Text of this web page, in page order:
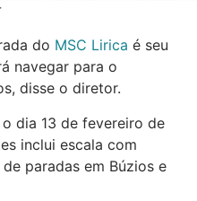
do MSC Lirica é seu
navegar para o
disse o diretor.
dia 13 de fevereiro de
inclui escala com
paradas em Búzios e